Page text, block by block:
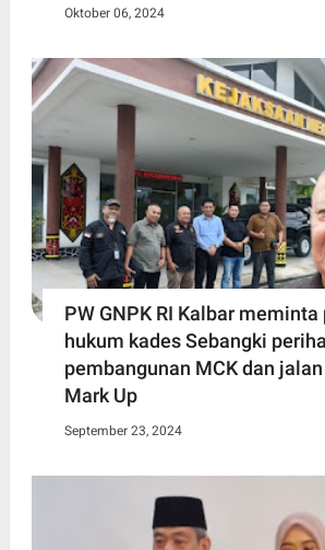
Oktober 06, 2024
PW GNPK RI Kalbar meminta
hukum kades Sebangki
pembangunan MCK dan
Mark Up
September 23, 2024